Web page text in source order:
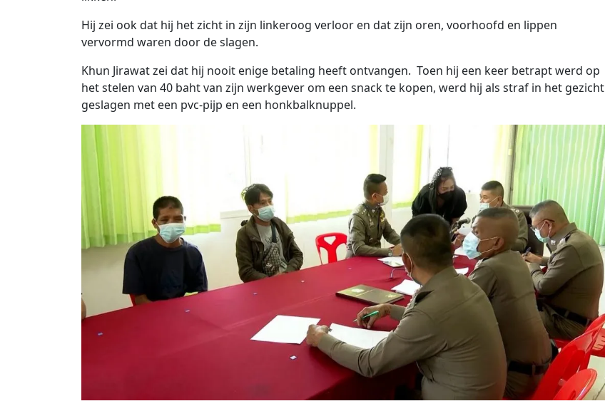
Hij zei ook dat hij het zicht in zijn linkeroog verloor en dat zijn oren, voorhoofd en lippen
vervormd waren door de slagen.
Khun Jirawat zei dat hij nooit enige betaling heeft ontvangen. Toen hij een keer betrapt werd op
het stelen van 40 baht van zijn werkgever om een ​​snack te kopen, werd hij als straf in het gezicht
geslagen met een pvc-pijp en een honkbalknuppel.